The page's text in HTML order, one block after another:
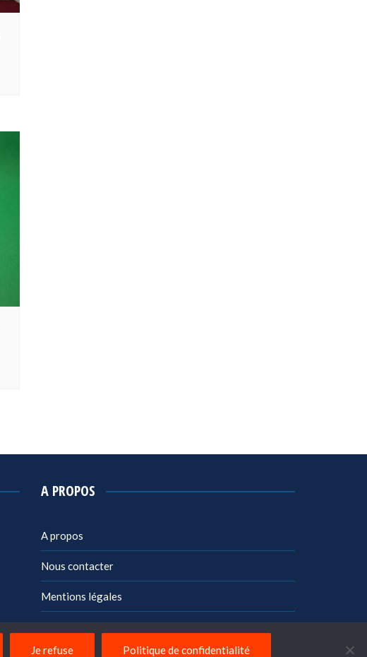
A PROPOS
A propos
Nous contacter
Mentions légales
Politique de confidentialité
Je refuse Politique de confidentialité